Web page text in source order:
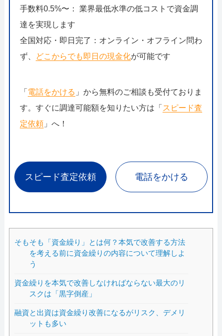
手数料0.5%〜： 業界最低水準の低コストで資金調
達を実現します
全国対応・即日完了：オンライン・オフライン問わ
ず、
どこからでも即日の現金化が可能です
「 電話をかける 」から無料のご相談も受付ておりま
す。すぐに調達可能額を知りたい方は「 スピード査
定依頼」へ！
スピード査定依頼 電話をかける
そもそも「資金繰り」とは何？本気で改善する方法
を考える前に資金繰りの内容について理解しよ
う
資金繰りを本気で改善しなければならない最大のリ
スクは「黒字倒産」
融資と出資は資金繰り改善になるがリスク、デメリ
ットも多い